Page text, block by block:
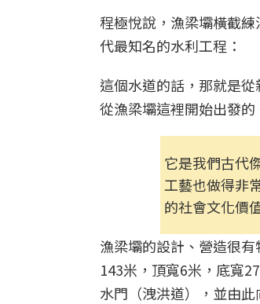
程極悅說，漁梁壩橫截
代最知名的水利工程：
這個水道的話，那就是
從漁梁壩這裡開始出發的
它是我們古代
工藝也做得非
的社會文化價
漁梁壩的設計、營造很
143米，頂寬6米，底寬
水門（洩洪道），並由